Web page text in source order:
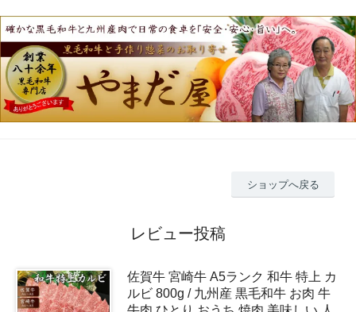
ショップへ戻る
レビュー投稿
佐賀牛 宮崎牛 A5ランク 和牛 特上 カ
ルビ 800g / 九州産 黒毛和牛 お肉 牛